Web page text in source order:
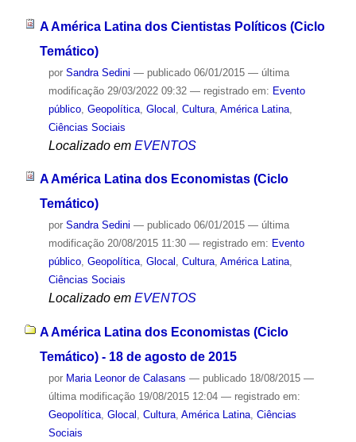
A América Latina dos Cientistas Políticos (Ciclo
Temático)
por Sandra Sedini — publicado06/01/2015 — última
modificação29/03/2022 09:32 — registrado em: Evento
público, Geopolítica, Glocal Cultura, América Latina,
Ciências Sociais
Localizado em EVENTOS
A América Latina dos Economistas (Ciclo
Temático)
por Sandra Sedini — publicado06/01/2015 — última
modificação20/08/2015 11:30 — registrado em: Evento
público, Geopolítica, Glocal , Cultura, América Latina,
Ciências Sociais
Localizado em EVENTOS
A América Latina dos Economistas (Ciclo
Temático) - 18 de agosto de 2015
por Maria Leonor de Calasans — publicado18/08/2015 —
última modificação19/08/2015 12:04 — registrado em:
Geopolítica, Glocal , Cultura, América Latina, Ciências
Sociais